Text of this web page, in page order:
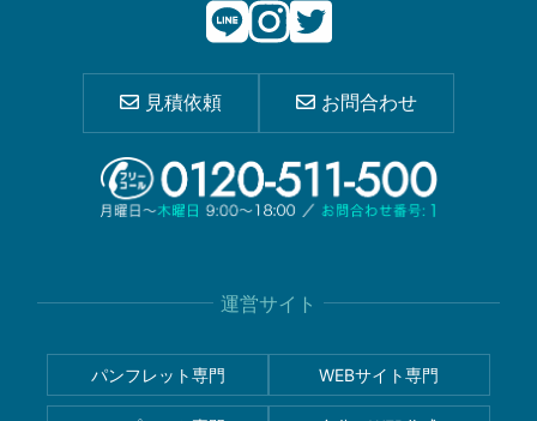
見積依頼 お問合わせ
運営サイト
パンフレット専門 WEBサイト専門